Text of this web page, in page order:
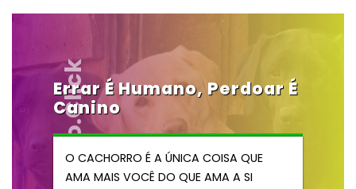
Errar É Humano, Perdoar É
Canino
O CACHORRO É A ÚNICA COISA QUE
AMA MAIS VOCÊ DO QUE AMA A SI